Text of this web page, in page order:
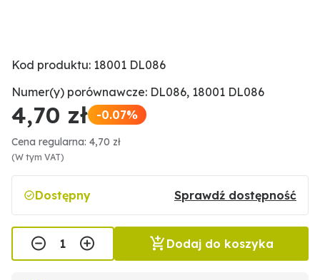
Kod produktu: 18001 DL086
Numer(y) porównawcze: DL086, 18001 DL086
4,70 zł -0.07%
Cena regularna: 4,70 zł
(W tym VAT)
Dostępny Sprawdź dostępność
Dodaj do koszyka